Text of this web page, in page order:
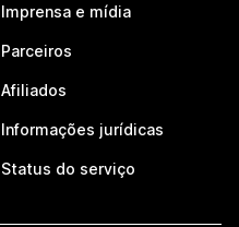
Imprensa e mídia
Parceiros
Afiliados
Informações jurídicas
Status do serviço